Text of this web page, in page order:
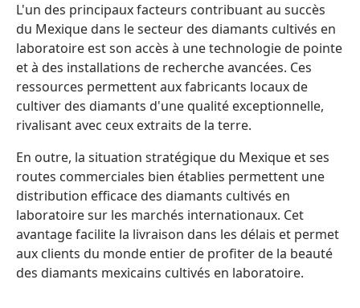
L'un des principaux facteurs contribuant au succès
du Mexique dans le secteur des diamants cultivés en
laboratoire est son accès à une technologie de pointe
et à des installations de recherche avancées. Ces
ressources permettent aux fabricants locaux de
cultiver des diamants d'une qualité exceptionnelle,
rivalisant avec ceux extraits de la terre.
En outre, la situation stratégique du Mexique et ses
routes commerciales bien établies permettent une
distribution efficace des diamants cultivés en
laboratoire sur les marchés internationaux. Cet
avantage facilite la livraison dans les délais et permet
aux clients du monde entier de profiter de la beauté
des diamants mexicains cultivés en laboratoire.